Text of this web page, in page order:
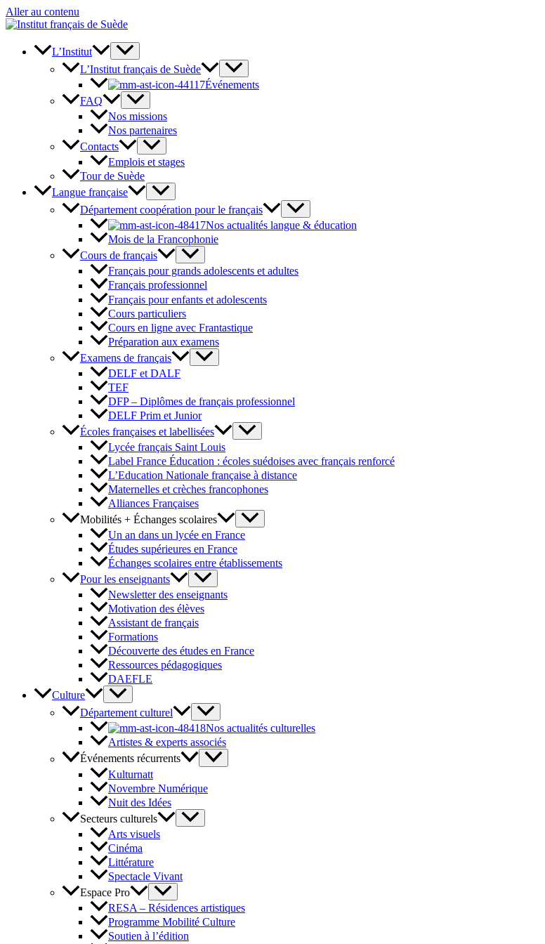
Aller au contenu
L’Institut
L’Institut français de Suède
Événements
FAQ
Nos missions
Nos partenaires
Contacts
Emplois et stages
Tour de Suède
Langue française
Département coopération pour le français
Nos actualités langue & éducation
Mois de la Francophonie
Cours de français
Français pour grands adolescents et adultes
Français professionnel
Français pour enfants et adolescents
Cours particuliers
Cours en ligne avec Frantastique
Préparation aux examens
Examens de français
DELF et DALF
TEF
DFP – Diplômes de français professionnel
DELF Prim et Junior
Écoles françaises et labellisées
Lycée français Saint Louis
Label France Éducation : écoles suédoises avec français renforcé
L’Education Nationale française à distance
Maternelles et crèches francophones
Alliances Françaises
Mobilités + Échanges scolaires
Un an dans un lycée en France
Études supérieures en France
Échanges scolaires entre établissements
Pour les enseignants
Newsletter des enseignants
Motivation des élèves
Assistant de français
Formations
Découverte des études en France
Ressources pédagogiques
DAEFLE
Culture
Département culturel
Nos actualités culturelles
Artistes & experts associés
Événements récurrents
Kulturnatt
Novembre Numérique
Nuit des Idées
Secteurs culturels
Arts visuels
Cinéma
Littérature
Spectacle Vivant
Espace Pro
RESA – Résidences artistiques
Programme Mobilité Culture
Soutien à l’édition